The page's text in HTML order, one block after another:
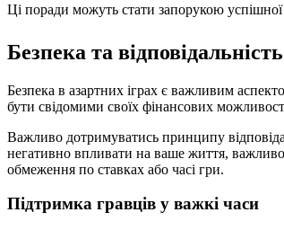
Ці поради можуть стати запорукою
Безпека та
Безпека в азартних іграх є важливим
бути свідомими своїх фінансових
Важливо дотримуватись принципу
негативно впливати на ваше життя, важливо
обмеження по ставках або часі гри.
Підтримка гравців у важкі часи